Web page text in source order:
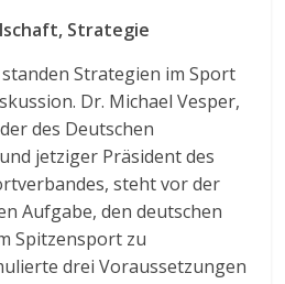
Strategie
Strategien im Sport
Dr. Michael Vesper,
des Deutschen
jetziger Präsident des
steht vor der
Aufgabe, den deutschen
Spitzensport zu
drei Voraussetzungen